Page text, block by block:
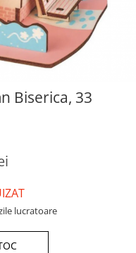
Biserica, 33
lucratoare